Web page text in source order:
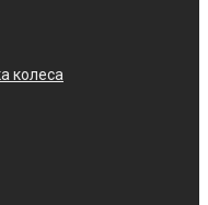
колеса